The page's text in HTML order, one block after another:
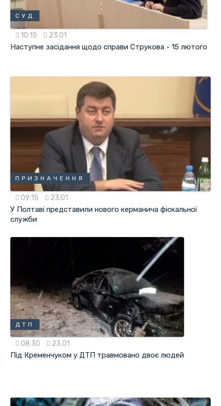
СУД
10:15 23.01
Наступне засідання щодо справи Струкова - 15 лютого
ПРИЗНАЧЕННЯ
09:15 23.01
У Полтаві представили нового керманича фіскальної
служби
ДТП
08:30 23.01
Під Кременчуком у ДТП травмовано двоє людей